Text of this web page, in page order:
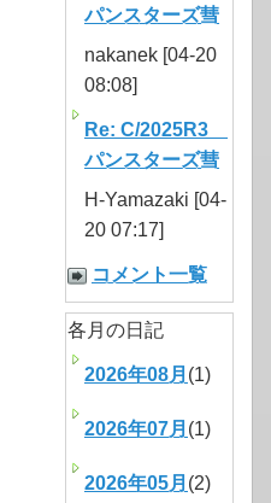
パンスターズ彗
nakanek [04-20
08:08]
Re: C/2025R3
パンスターズ彗
H-Yamazaki [04-
20 07:17]
コメント一覧
各月の日記
2026年08月 (1)
2026年07月 (1)
2026年05月 (2)